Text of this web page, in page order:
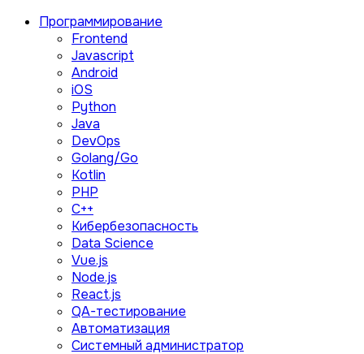
Программирование
Frontend
Javascript
Android
iOS
Python
Java
DevOps
Golang/Go
Kotlin
PHP
C++
Кибербезопасность
Data Science
Vue.js
Node.js
React.js
QA-тестирование
Автоматизация
Системный администратор